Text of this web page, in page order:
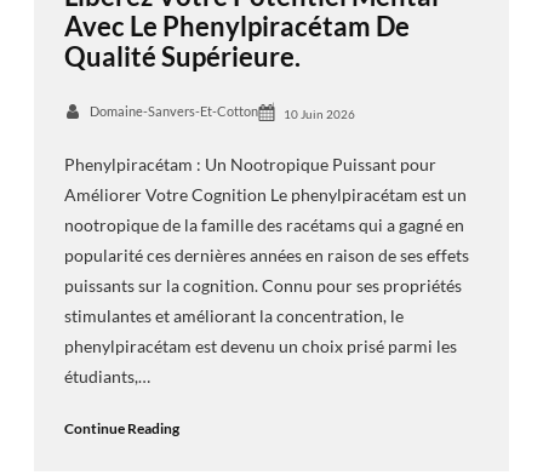
Avec Le Phenylpiracétam De
Qualité Supérieure.
Domaine-Sanvers-Et-Cotton 10 Juin 2026
Phenylpiracétam : Un Nootropique Puissant pour
Améliorer Votre Cognition Le phenylpiracétam est un
nootropique de la famille des racétams qui a gagné en
popularité ces dernières années en raison de ses effets
puissants sur la cognition. Connu pour ses propriétés
stimulantes et améliorant la concentration, le
phenylpiracétam est devenu un choix prisé parmi les
étudiants,…
Continue Reading